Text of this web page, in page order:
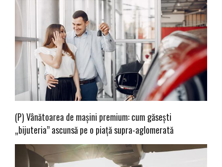
(P) Vânătoarea de mașini premium: cum găsești
„bijuteria” ascunsă pe o piață supra-aglomerată